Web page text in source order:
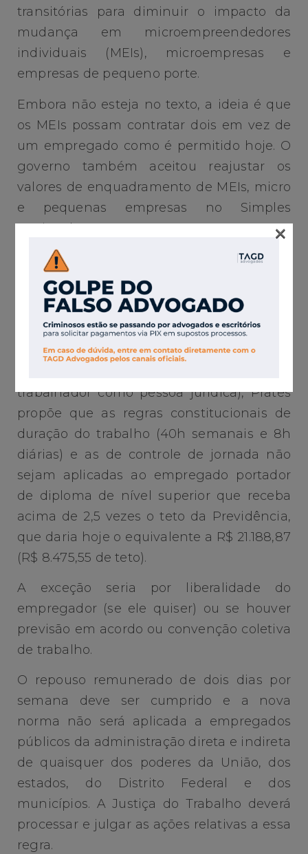
transitórias para diminuir o impacto da
mudança em microempreendedores
individuais (MEIs), microempresas e
empresas de pequeno porte.
Embora não esteja no texto, a ideia é que
os MEIs possam contratar dois em vez de
um empregado como é permitido hoje. O
governo também aceitou reajustar os
valores de enquadramento de MEIs, micro
e pequenas empresas no Simples
Nacional.
A PEC diz que essas medidas serão
condicionadas à manutenção de níveis de
emprego.
Sem limite
Sob o argumento de que irá desestimular
trabalhador como pessoa jurídica), Prates
propõe que as regras constitucionais de
duração do trabalho (40h semanais e 8h
diárias) e as de controle de jornada não
sejam aplicadas ao empregado portador
de diploma de nível superior que receba
acima de 2,5 vezes o teto da Previdência,
que daria hoje o equivalente a R$ 21.188,87
(R$ 8.475,55 de teto).
A exceção seria por liberalidade do
empregador (se ele quiser) ou se houver
previsão em acordo ou convenção coletiva
de trabalho.
O repouso remunerado de dois dias por
semana deve ser cumprido e a nova
norma não será aplicada a empregados
públicos da administração direta e indireta
de quaisquer dos poderes da União, dos
estados, do Distrito Federal e dos
municípios. A Justiça do Trabalho deverá
processar e julgar as ações relativas a essa
regra.
×